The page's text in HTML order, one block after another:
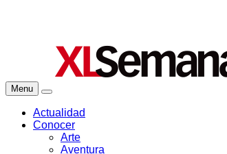
Menu
Actualidad
Conocer
Arte
Aventura